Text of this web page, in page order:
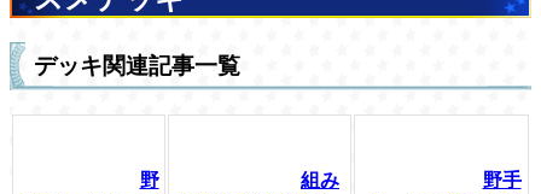
デッキ関連記事一覧
野
組み
野手